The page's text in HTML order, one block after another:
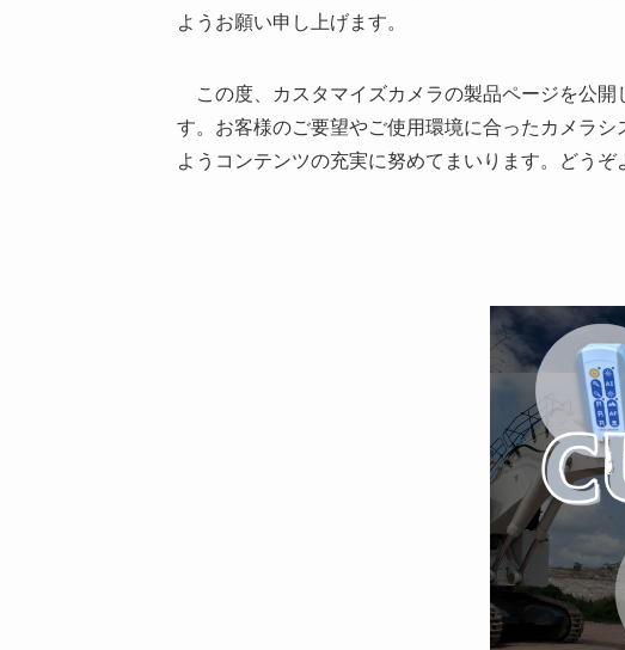
ようお願い申し上げます。
この度、カスタマイズカメラの製品ページを公開
す。お客様のご要望やご使用環境に合ったカメラ
ようコンテンツの充実に努めてまいります。どうぞ